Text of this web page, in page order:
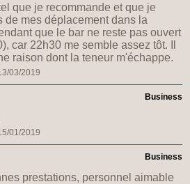
que je recommande et que je
de mes déplacement dans la
que le bar ne reste pas ouvert
car 22h30 me semble assez tôt. Il
raison dont la teneur m'échappe.
03/2019
Business
01/2019
Business
prestations, personnel aimable